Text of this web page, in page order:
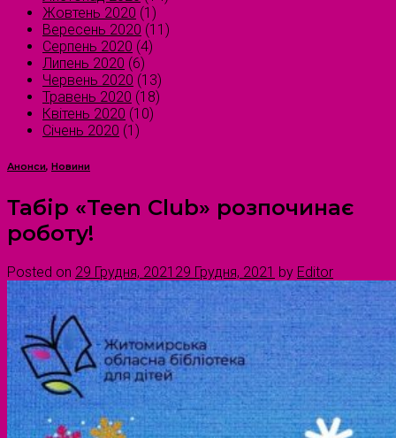
Жовтень 2020 (1)
Вересень 2020 (11)
Серпень 2020 (4)
Липень 2020 (6)
Червень 2020 (13)
Травень 2020 (18)
Квітень 2020 (10)
Січень 2020 (1)
Анонси, Новини
Табір «Teen Club» розпочинає
роботу!
Posted on 29 Грудня, 2021 29 Грудня, 2021 by Editor